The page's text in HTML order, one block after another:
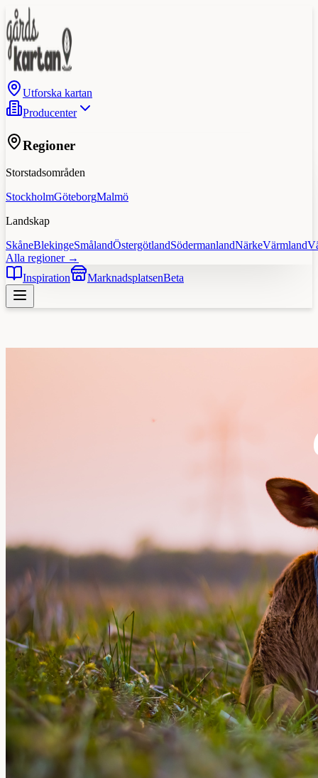
Utforska kartan
Producenter
Regioner
Storstadsområden
StockholmGöteborgMalmö
Landskap
SkåneBlekingeSmålandÖstergötlandSödermanlandNärkeVärmland
Alla regioner →
Inspiration
MarknadsplatsenBeta